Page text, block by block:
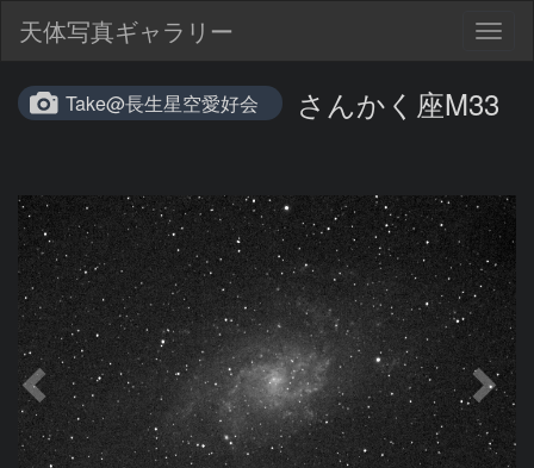
天体写真ギャラリー
Take@長生星空愛好会 さんかく座M33